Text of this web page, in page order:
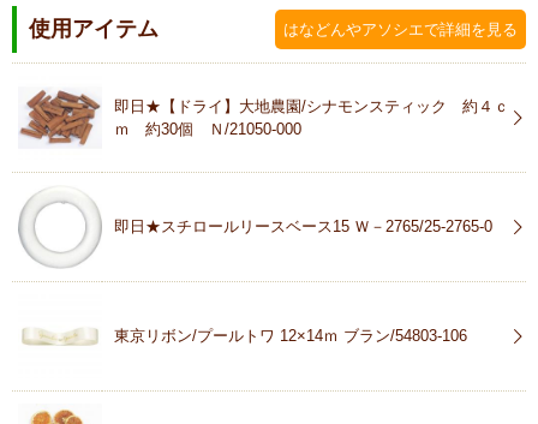
使用アイテム はなどんやアソシエで詳細を見る
即日★【ドライ】大地農園/シナモンスティック 約４ｃ
ｍ 約30個 Ｎ/21050-000
即日★スチロールリースベース15 Ｗ－2765/25-2765-0
東京リボン/プールトワ 12×14ｍ ブラン/54803-106